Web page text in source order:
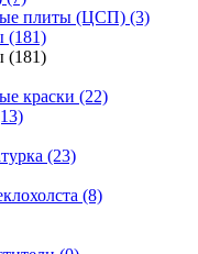
плиты (ЦСП) (3)
(181)
(181)
краски (22)
(23)
(8)